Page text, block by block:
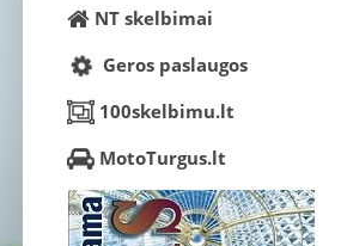
NT skelbimai
Geros paslaugos
100skelbimu.lt
MotoTurgus.lt